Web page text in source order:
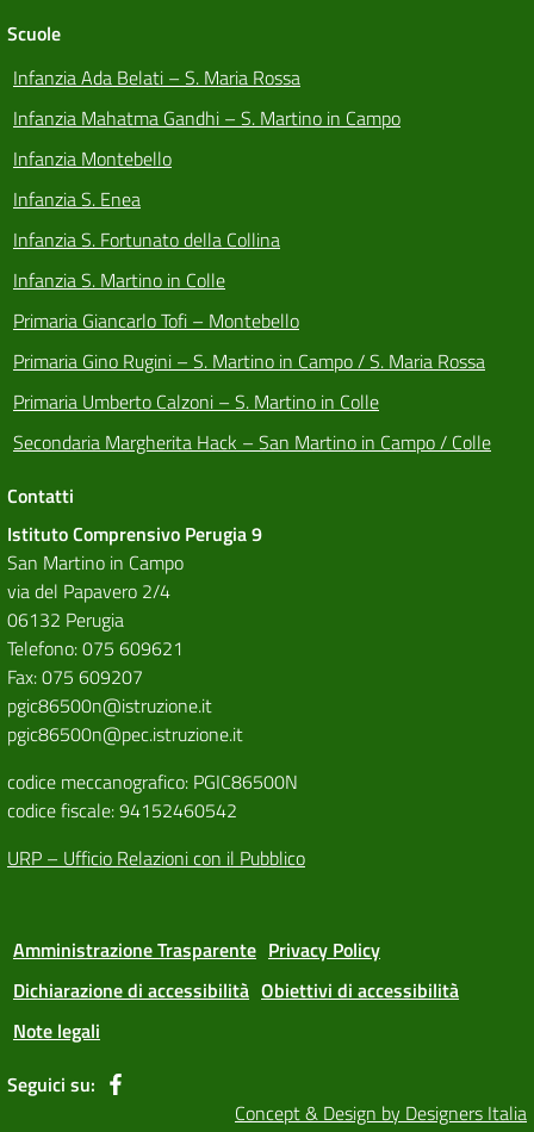
Scuole
Infanzia Ada Belati – S. Maria Rossa
Infanzia Mahatma Gandhi – S. Martino in Campo
Infanzia Montebello
Infanzia S. Enea
Infanzia S. Fortunato della Collina
Infanzia S. Martino in Colle
Primaria Giancarlo Tofi – Montebello
Primaria Gino Rugini – S. Martino in Campo / S. Maria Rossa
Primaria Umberto Calzoni – S. Martino in Colle
Secondaria Margherita Hack – San Martino in Campo / Colle
Contatti
Istituto Comprensivo Perugia 9
San Martino in Campo
via del Papavero 2/4
06132 Perugia
Telefono: 075 609621
Fax: 075 609207
pgic86500n@istruzione.it
pgic86500n@pec.istruzione.it
codice meccanografico: PGIC86500N
codice fiscale: 94152460542
URP – Ufficio Relazioni con il Pubblico
Amministrazione Trasparente Privacy Policy
Dichiarazione di accessibilità Obiettivi di accessibilità
Note legali
Seguici su:
Concept & Design by Designers Italia